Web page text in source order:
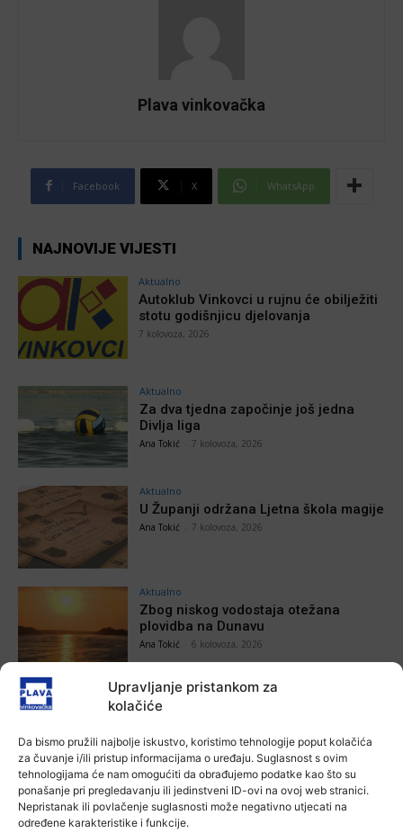
Upravljanje pristankom za
kolačiće
Da bismo pružili najbolje iskustvo, koristimo tehnologije poput kolačića
za čuvanje i/ili pristup informacijama o uređaju. Suglasnost s ovim
tehnologijama će nam omogućiti da obrađujemo podatke kao što su
ponašanje pri pregledavanju ili jedinstveni ID-ovi na ovoj web stranici.
Nepristanak ili povlačenje suglasnosti može negativno utjecati na
određene karakteristike i funkcije.
Plava vinkovačka
Facebook X WhatsApp
NAJNOVIJE VIJESTI
Aktualno
Autoklub Vinkovci u rujnu će obilježiti
stotu godišnjicu djelovanja
7 kolovoza, 2026
Aktualno
Za dva tjedna započinje još jedna
Divlja liga
Ana Tokić 7 kolovoza, 2026
Aktualno
U Županji održana Ljetna škola magije
Ana Tokić 7 kolovoza, 2026
Aktualno
Zbog niskog vodostaja otežana
plovidba na Dunavu
Ana Tokić 6 kolovoza, 2026
POVEZANE VIJESTI
Aktualno
Autoklub Vinkovci u rujnu će obilježiti
stotu godišnjicu djelovanja
7 kolovoza, 2026